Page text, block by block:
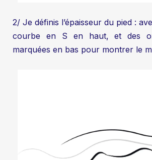
2/ Je définis l’épaisseur du pied :
courbe en S en haut, et des
marquées en bas pour montrer le